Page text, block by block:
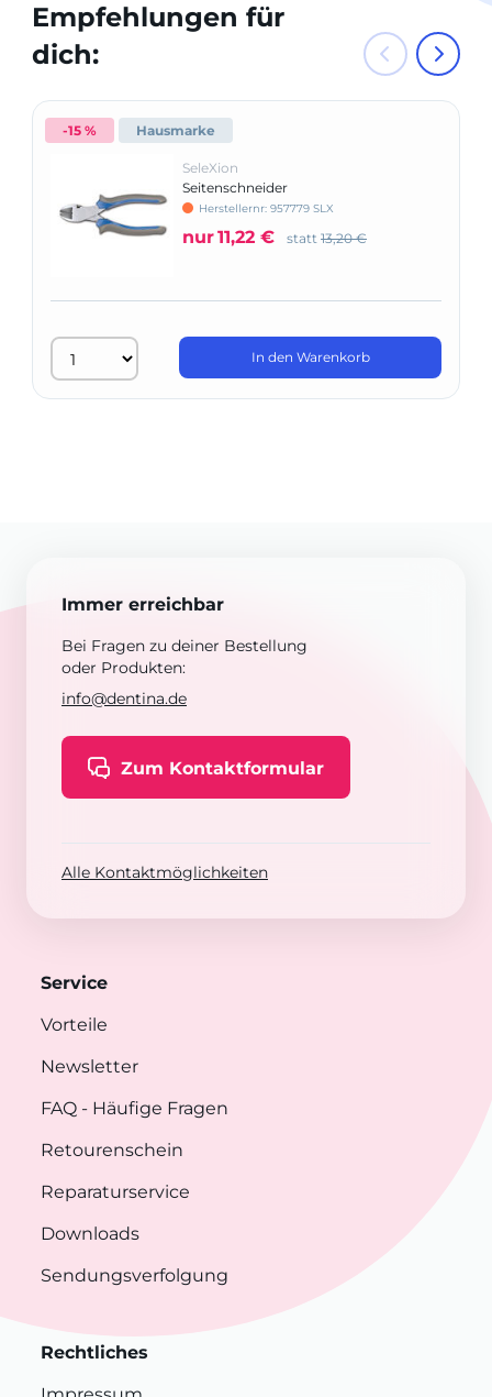
Empfehlungen für
dich:
-15 % Hausmarke
SeleXion
Seitenschneider
Herstellernr: 957779 SLX
nur11,22 € statt 13,20 €
In den Warenkorb
Immer erreichbar
Bei Fragen zu deiner Bestellung
oder Produkten:
info@dentina.de
Zum Kontaktformular
Alle Kontaktmöglichkeiten
Service
Vorteile
Newsletter
FAQ - Häufige Fragen
Retourenschein
Reparaturservice
Downloads
Sendungsverfolgung
Rechtliches